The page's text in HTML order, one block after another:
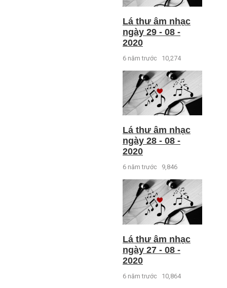
Lá thư âm nhạc
ngày 29 - 08 -
2020
6 năm trước 10,274
Lá thư âm nhạc
ngày 28 - 08 -
2020
6 năm trước 9,846
Lá thư âm nhạc
ngày 27 - 08 -
2020
6 năm trước 10,864